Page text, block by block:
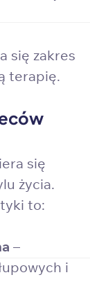
się zakres
terapię.
się
życia.
to:
–
i